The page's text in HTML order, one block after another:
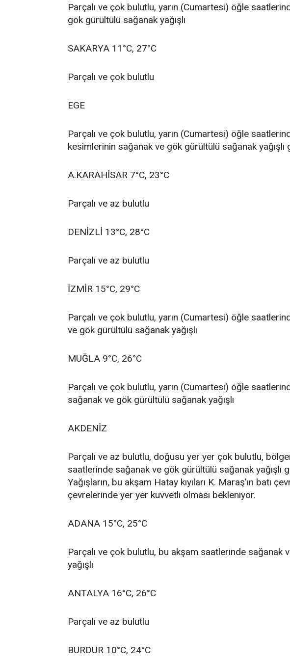
Parçalı ve çok bulutlu, yarın (Cumartesi) öğle
gök gürültülü sağanak yağışlı
SAKARYA 11°C, 27°C
Parçalı ve çok bulutlu
EGE
Parçalı ve çok bulutlu, yarın (Cumartesi) öğle
kesimlerinin sağanak ve gök gürültülü sağanak
A.KARAHİSAR 7°C, 23°C
Parçalı ve az bulutlu
DENİZLİ 13°C, 28°C
Parçalı ve az bulutlu
İZMİR 15°C, 29°C
Parçalı ve çok bulutlu, yarın (Cumartesi) öğle
ve gök gürültülü sağanak yağışlı
MUĞLA 9°C, 26°C
Parçalı ve çok bulutlu, yarın (Cumartesi) öğle
sağanak ve gök gürültülü sağanak yağışlı
AKDENİZ
Parçalı ve az bulutlu, doğusu yer yer çok bulutlu,
saatlerinde sağanak ve gök gürültülü sağanak yağışlı
Yağışların, bu akşam Hatay kıyıları K. Maraş'ın batı
çevrelerinde yer yer kuvvetli olması bekleniyor.
ADANA 15°C, 25°C
Parçalı ve çok bulutlu, bu akşam saatlerinde sağanak
yağışlı
ANTALYA 16°C, 26°C
Parçalı ve az bulutlu
BURDUR 10°C, 24°C